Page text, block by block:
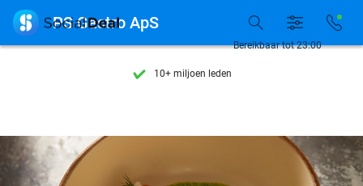
7 dagen per week beschikbaar
10+ miljoen leden
Bereikbaar tot 23:00
 PS Gastro ApS